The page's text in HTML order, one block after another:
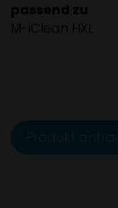
passend zu
M-iClean HXL
Produkt